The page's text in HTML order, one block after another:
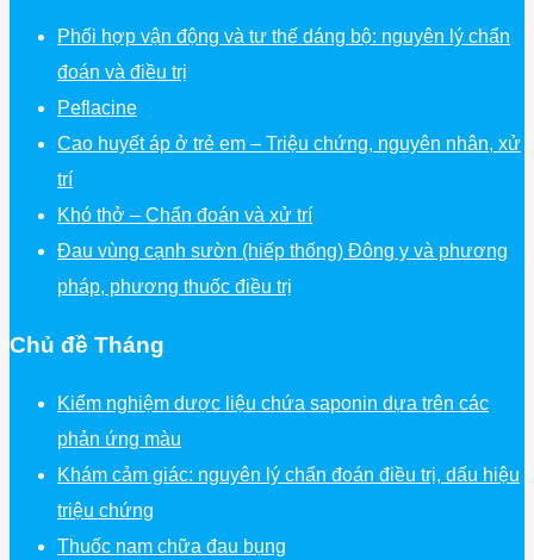
Phối hợp vận động và tư thế dáng bộ: nguyên lý chẩn
đoán và điều trị
Peflacine
Cao huyết áp ở trẻ em – Triệu chứng, nguyên nhân, xử
trí
Khó thở – Chẩn đoán và xử trí
Đau vùng cạnh sườn (hiếp thống) Đông y và phương
pháp, phương thuốc điều trị
Chủ đề Tháng
Kiểm nghiệm dược liệu chứa saponin dựa trên các
phản ứng màu
Khám cảm giác: nguyên lý chẩn đoán điều trị, dấu hiệu
triệu chứng
Thuốc nam chữa đau bụng